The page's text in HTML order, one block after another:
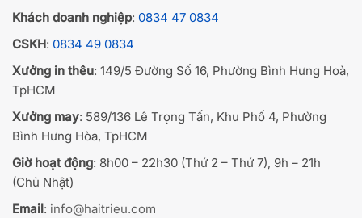
Khách doanh nghiệp: 0834 47 0834
CSKH: 0834 49 0834
Xưởng in thêu: 149/5 Đường Số 16, Phường Bình Hưng Hoà,
TpHCM
Xưởng may: 589/136 Lê Trọng Tấn, Khu Phố 4, Phường
Bình Hưng Hòa, TpHCM
Giờ hoạt động: 8h00 – 22h30 (Thứ 2 – Thứ 7), 9h – 21h
(Chủ Nhật)
Email: info@haitrieu.com